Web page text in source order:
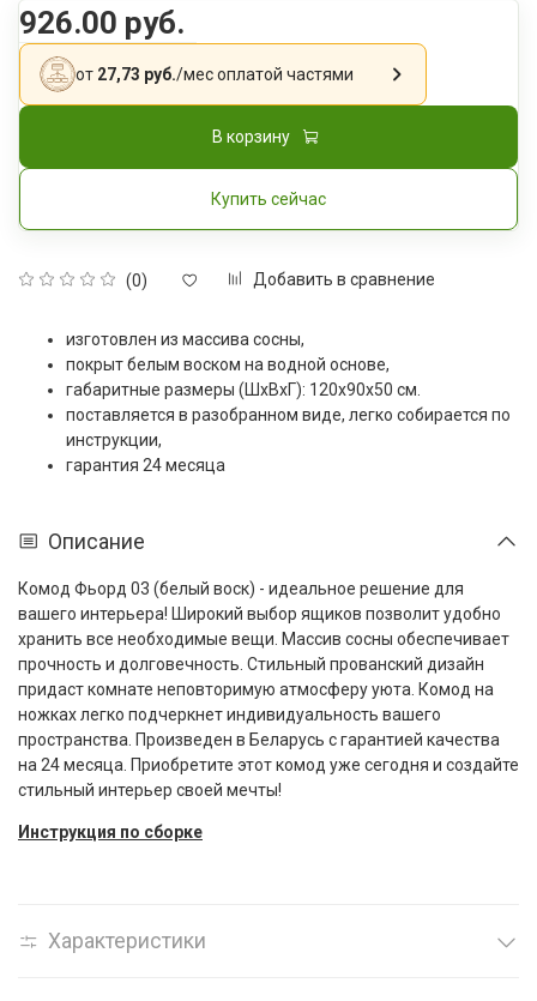
(0) Добавить в сравнение
926.00 руб.
от 27,73 руб./месоплатой частями
В корзину
Купить сейчас
изготовлен из массива сосны,
покрыт белым воском на водной основе,
габаритные размеры (ШxВxГ): 120x90x50 см.
поставляется в разобранном виде, легко собирается по
инструкции,
гарантия 24 месяца
Описание
Комод Фьорд 03 (белый воск) - идеальное решение для
вашего интерьера! Широкий выбор ящиков позволит удобно
хранить все необходимые вещи. Массив сосны обеспечивает
прочность и долговечность. Стильный прованский дизайн
придаст комнате неповторимую атмосферу уюта. Комод на
ножках легко подчеркнет индивидуальность вашего
пространства. Произведен в Беларусь с гарантией качества
на 24 месяца. Приобретите этот комод уже сегодня и создайте
стильный интерьер своей мечты!
Инструкция по сборке
Характеристики